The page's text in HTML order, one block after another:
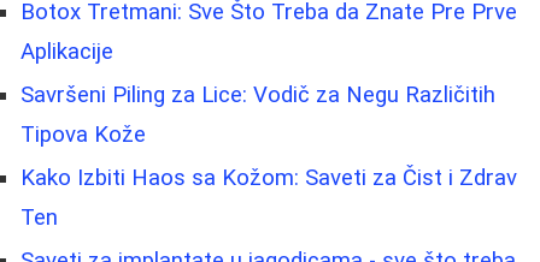
Botox Tretmani: Sve Što Treba da Znate Pre Prve
Aplikacije
Savršeni Piling za Lice: Vodič za Negu Različitih
Tipova Kože
Kako Izbiti Haos sa Kožom: Saveti za Čist i Zdrav
Ten